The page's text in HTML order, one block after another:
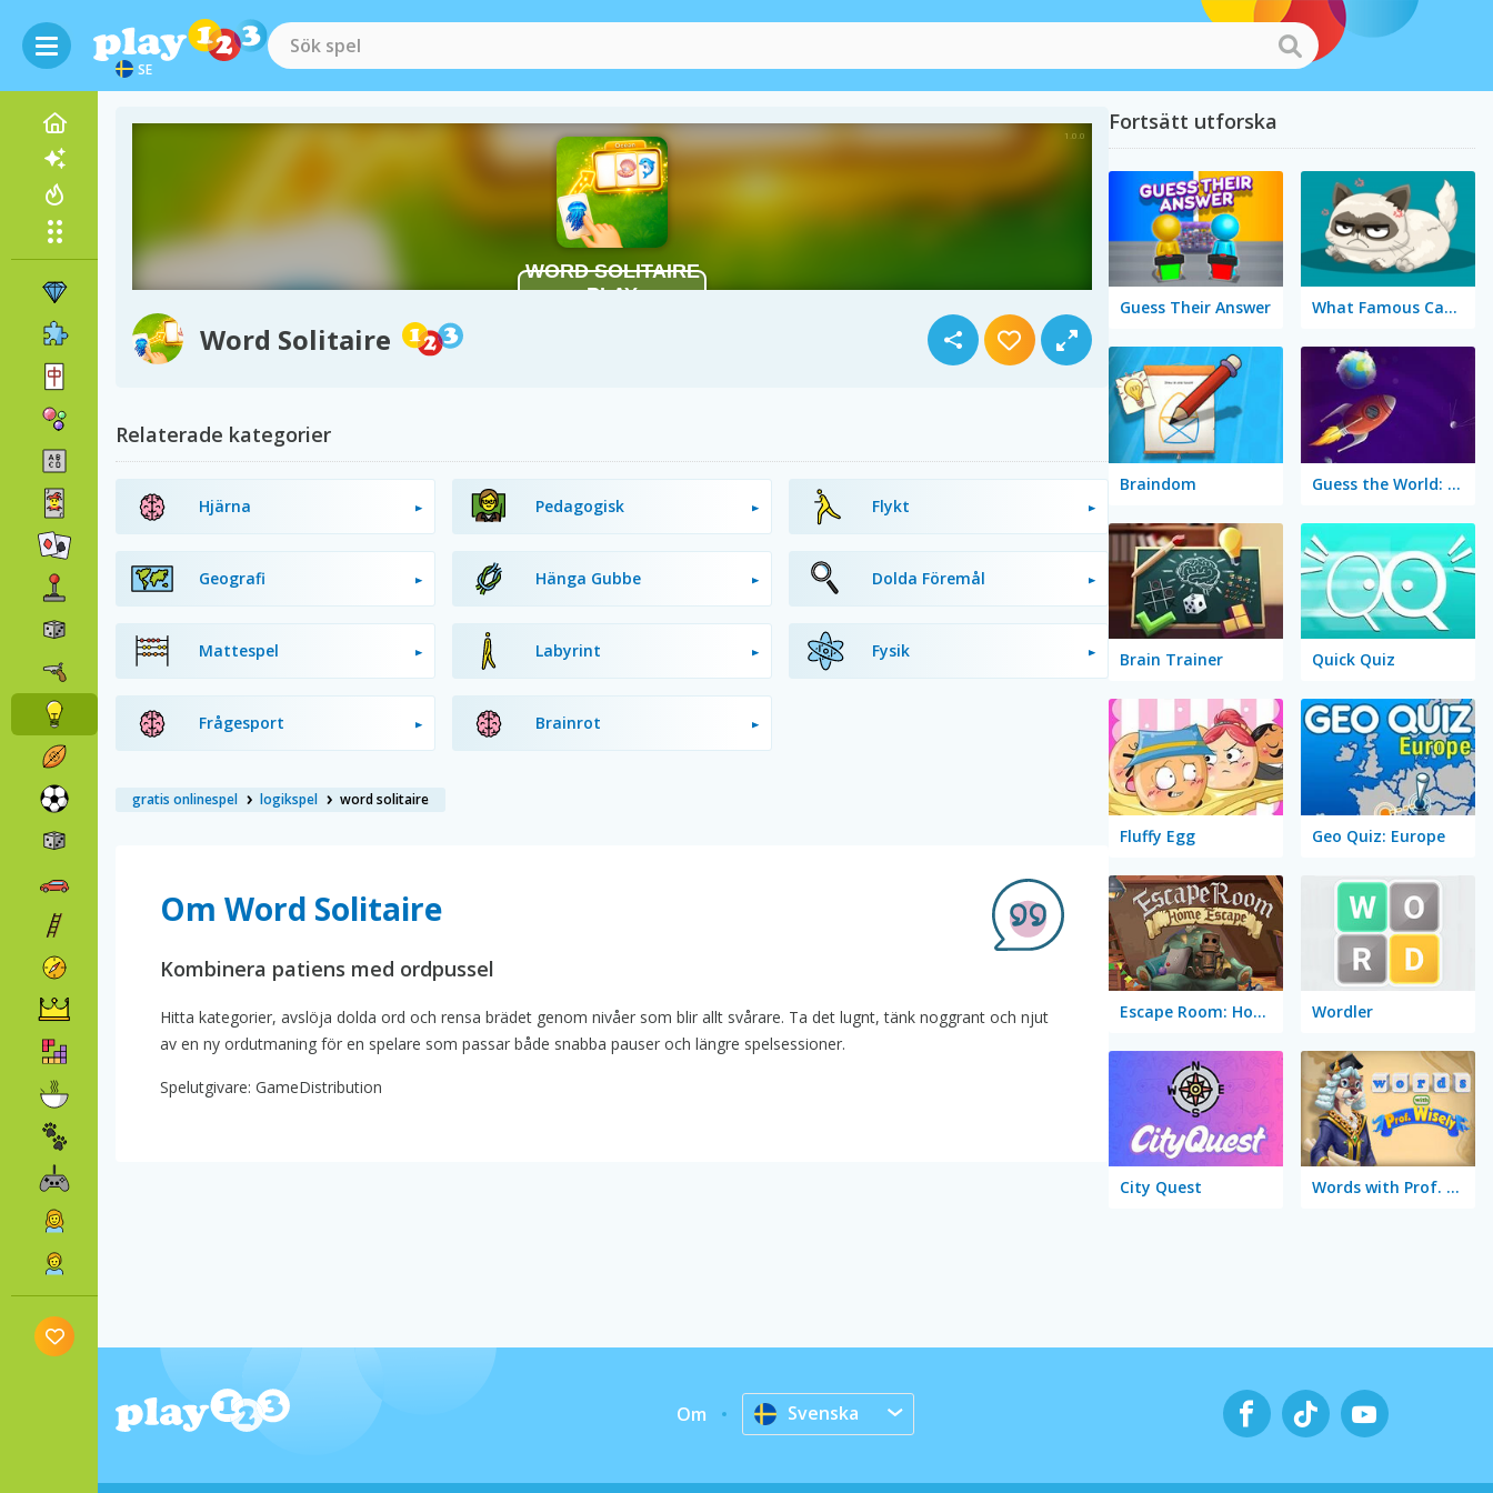
SE
Word Solitaire
Relaterade kategorier
Hjärna Pedagogisk Flykt
Geografi Hänga Gubbe Dolda Föremål
Mattespel Labyrint Fysik
Frågesport Brainrot
gratis onlinespel logikspel word solitaire
Om Word Solitaire
Kombinera patiens med ordpussel
Hitta kategorier, avslöja dolda ord och rensa brädet genom nivåer som blir allt svårare. Ta det lugnt, tänk noggrant och njut
av en ny ordutmaning för en spelare som passar både snabba pauser och längre spelsessioner.
Spelutgivare: GameDistribution
Fortsätt utforska
Guess Their Answer What Famous Cat Are You
Braindom Guess the World: Alien Quest
Brain Trainer Quick Quiz
Fluffy Egg Geo Quiz: Europe
Escape Room: Home Escape Wordler
City Quest Words with Prof. Wisely
Om Svenska